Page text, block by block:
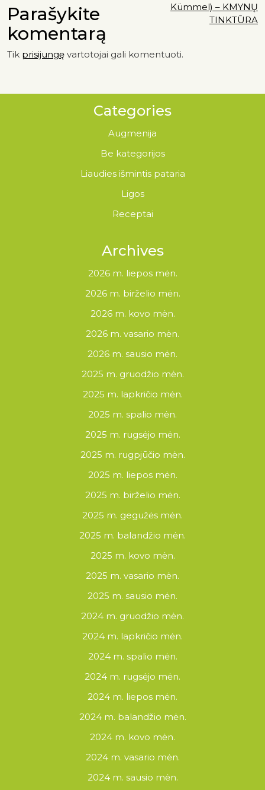
Kümmel) – KMYNŲ
TINKTŪRA
Parašykite
komentarą
Tik prisijungę vartotojai gali komentuoti.
Categories
Augmenija
Be kategorijos
Liaudies išmintis pataria
Ligos
Receptai
Archives
2026 m. liepos mėn.
2026 m. birželio mėn.
2026 m. kovo mėn.
2026 m. vasario mėn.
2026 m. sausio mėn.
2025 m. gruodžio mėn.
2025 m. lapkričio mėn.
2025 m. spalio mėn.
2025 m. rugsėjo mėn.
2025 m. rugpjūčio mėn.
2025 m. liepos mėn.
2025 m. birželio mėn.
2025 m. gegužės mėn.
2025 m. balandžio mėn.
2025 m. kovo mėn.
2025 m. vasario mėn.
2025 m. sausio mėn.
2024 m. gruodžio mėn.
2024 m. lapkričio mėn.
2024 m. spalio mėn.
2024 m. rugsėjo mėn.
2024 m. liepos mėn.
2024 m. balandžio mėn.
2024 m. kovo mėn.
2024 m. vasario mėn.
2024 m. sausio mėn.